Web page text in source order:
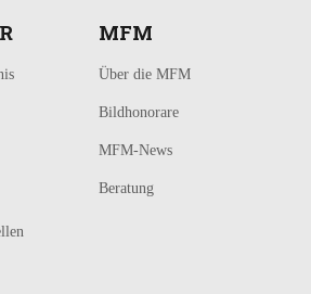
MFM
Über die MFM
Bildhonorare
MFM-News
Beratung